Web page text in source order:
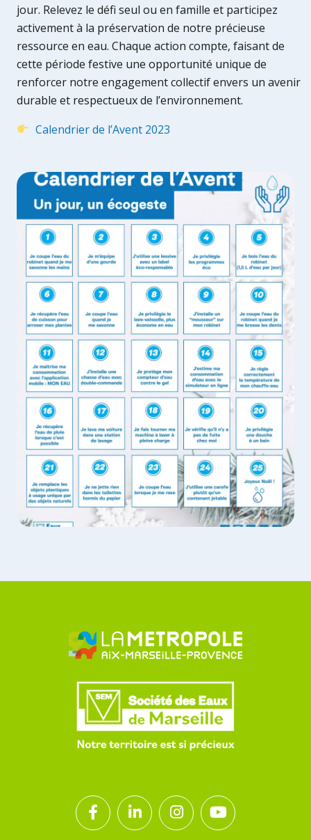
jour. Relevez le défi seul ou en famille et participez
activement à la préservation de notre précieuse
ressource en eau. Chaque action compte, faisant de
cette période festive une opportunité unique de
renforcer notre engagement collectif envers un avenir
durable et respectueux de l’environnement.
Calendrier de l’Avent 2023